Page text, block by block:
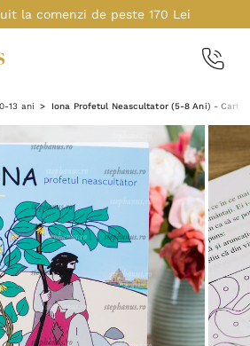
la comenzi de peste 170 Lei
13 ani Iona Profetul Neascultator (5-8 Ani) - Carte